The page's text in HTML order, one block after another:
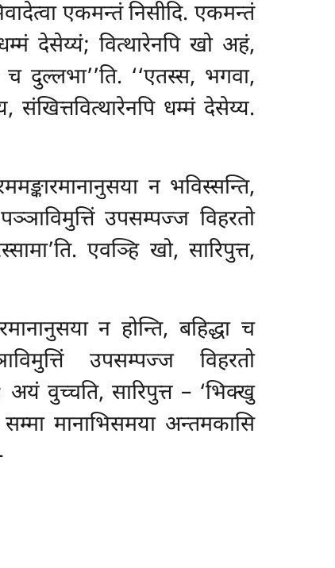
एकमन्तं निसीदि. एकमन्तं
देसेय्यं; वित्थारेनपि खो अहं,
दुल्लभा’’ति. ‘‘एतस्स, भगवा,
धम्मं देसेय्य.
न भविस्सन्ति,
उपसम्पज्ज विहरतो
एवञ्हि खो, सारिपुत्त,
न होन्ति, बहिद्धा च
उपसम्पज्जविहरतो
अयं वुच्चति, सारिपुत्त – ‘भिक्खु
मानाभिसमया अन्तमकासि